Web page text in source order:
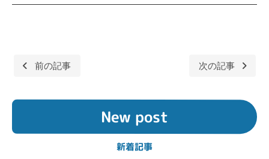
稿
ビ
前の記事 次の記事
New post
新着記事